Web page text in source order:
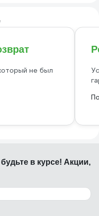
не был
будьте в курсе! Акции,